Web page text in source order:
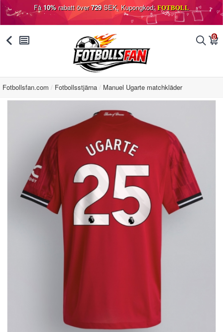
Få10%rabatt över729SEK, Kupongkod: FOTBOLL
󰅯 󰂩 󰂨 0
󰃦
Fotbollsfan.com Fotbollsstjärna Manuel Ugarte matchkläder